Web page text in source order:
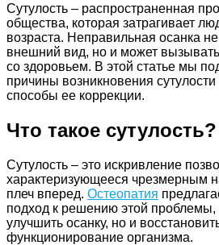
Сутулость – распространенная
общества, которая затрагивает
возраста. Неправильная осанка не
внешний вид, но и может
со здоровьем. В этой статье мы
причины возникновения
способы ее коррекции.
Что такое сутулость?
Сутулость – это искривление
характеризующееся чрезмерным
плеч вперед. Остеопатия
подход к решению этой проблемы,
улучшить осанку, но и
функционирование организма.